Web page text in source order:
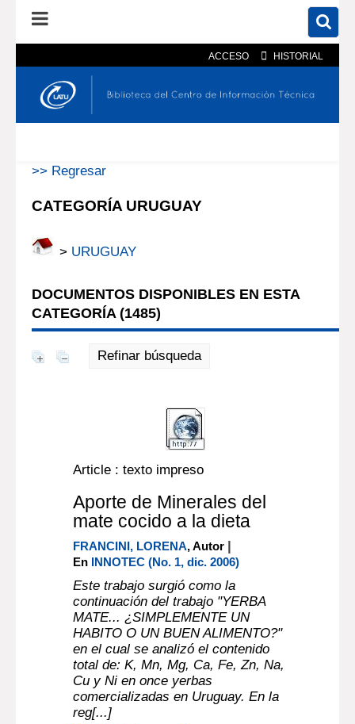
ACCESO HISTORIAL
En el catálogo En el sitio
>> Regresar
CATEGORÍA URUGUAY
> URUGUAY
DOCUMENTOS DISPONIBLES EN ESTA
CATEGORÍA (1485)
Refinar búsqueda
Article : texto impreso
Aporte de Minerales del
mate cocido a la dieta
FRANCINI, LORENA, Autor |
En INNOTEC (No. 1, dic. 2006)
Este trabajo surgió como la
continuación del trabajo "YERBA
MATE... ¿SIMPLEMENTE UN
HABITO O UN BUEN ALIMENTO?"
en el cual se analizó el contenido
total de: K, Mn, Mg, Ca, Fe, Zn, Na,
Cu y Ni en once yerbas
comercializadas en Uruguay. En la
reg[...]